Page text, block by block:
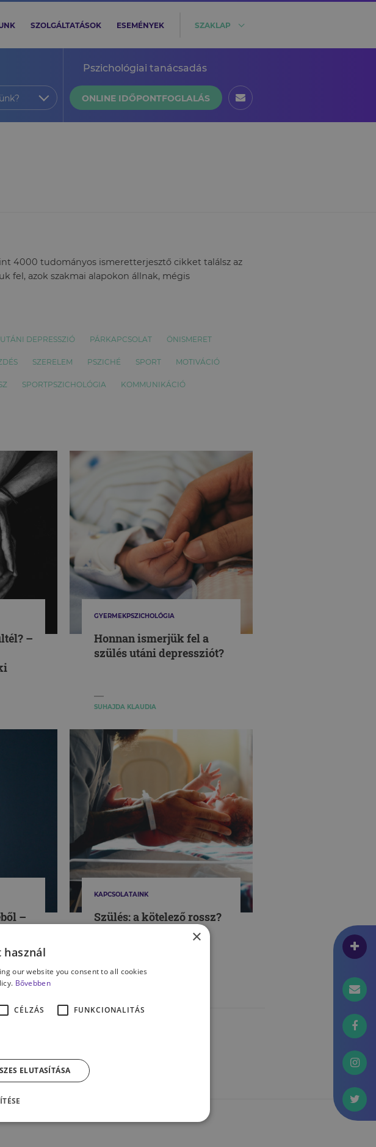
SZOLGÁLTATÁSOK ESEMÉNYEK SZAKLAP
Pszichológiai tanácsadás
ONLINE IDŐPONTFOGLALÁS
4000 tudományos ismeretterjesztő cikket találsz az
fel, azok szakmai alapokon állnak, mégis
DEPRESSZIÓ PÁRKAPCSOLAT ÖNISMERET
SZERELEM PSZICHÉ SPORT MOTIVÁCIÓ
SPORTPSZICHOLÓGIA KOMMUNIKÁCIÓ
–
GYERMEKPSZICHOLÓGIA
Honnan ismerjük fel a
szülés utáni depressziót?
SUHAJDA KLAUDIA
–
KAPCSOLATAINK
Szülés: a kötelező rossz?
×
használ
our website you consent to all cookies
Bővebben
CÉLZÁS FUNKCIONALITÁS
ELUTASÍTÁSA